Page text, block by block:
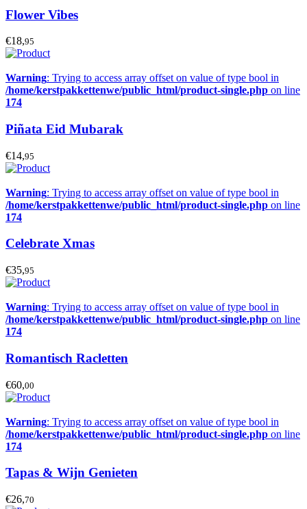
Flower Vibes
€18,95
Warning: Trying to access array offset on value of type bool in
/home/kerstpakkettenwe/public_html/product-single.php on line
174
Piñata Eid Mubarak
€14,95
Warning: Trying to access array offset on value of type bool in
/home/kerstpakkettenwe/public_html/product-single.php on line
174
Celebrate Xmas
€35,95
Warning: Trying to access array offset on value of type bool in
/home/kerstpakkettenwe/public_html/product-single.php on line
174
Romantisch Racletten
€60,00
Warning: Trying to access array offset on value of type bool in
/home/kerstpakkettenwe/public_html/product-single.php on line
174
Tapas & Wijn Genieten
€26,70